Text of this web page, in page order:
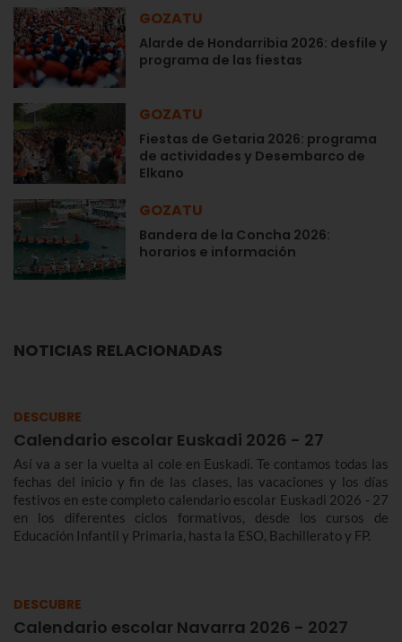
GOZATU
Alarde de Hondarribia 2026: desfile y
programa de las fiestas
GOZATU
Fiestas de Getaria 2026: programa
de actividades y Desembarco de
Elkano
GOZATU
Bandera de la Concha 2026:
horarios e información
NOTICIAS RELACIONADAS
DESCUBRE
Calendario escolar Euskadi 2026 - 27
Así va a ser la vuelta al cole en Euskadi. Te contamos todas las
fechas del inicio y fin de las clases, las vacaciones y los días
festivos en este completo calendario escolar Euskadi 2026 - 27
en los diferentes ciclos formativos, desde los cursos de
Educación Infantil y Primaria, hasta la ESO, Bachillerato y FP.
DESCUBRE
Calendario escolar Navarra 2026 - 2027